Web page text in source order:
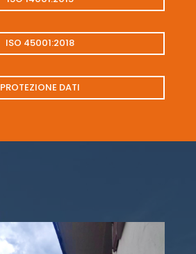
ISO 45001:2018
PROTEZIONE DATI